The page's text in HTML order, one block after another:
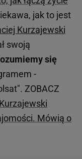
jak to jest
Kurzajewski
swoją
się
-
ZOBACZ
Mówią o